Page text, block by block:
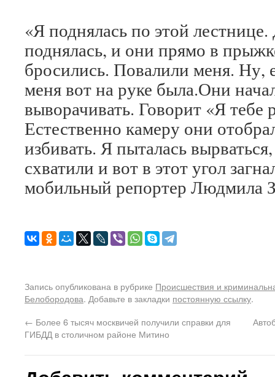
«Я поднялась по этой
поднялась, и они прямо в
бросились. Повалили меня. Ну,
меня вот на руке была.Они
выворачивать. Говорит «Я тебе
Естественно камеру они
избивать. Я пыталась
схватили и вот в этот угол
мобильный репортер Людмила
Запись опубликована в рубрике Происшествия и
Белобородова. Добавьте в закладки постоянную ссылку.
← Более 6 тысяч москвичей получили справки для
ГИБДД в столичном районе Митино